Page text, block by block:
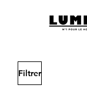
Filtrer